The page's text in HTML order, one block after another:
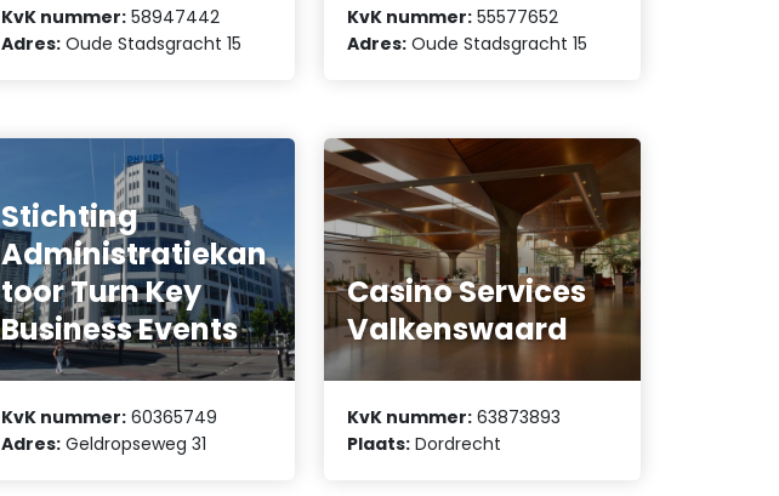
KvK nummer: 58947442
Adres: Oude Stadsgracht 15
KvK nummer: 55577652
Adres: Oude Stadsgracht 15
Stichting
Administratiekan
toor Turn Key
Business Events
KvK nummer: 60365749
Adres: Geldropseweg 31
Casino Services
Valkenswaard
KvK nummer: 63873893
Plaats: Dordrecht